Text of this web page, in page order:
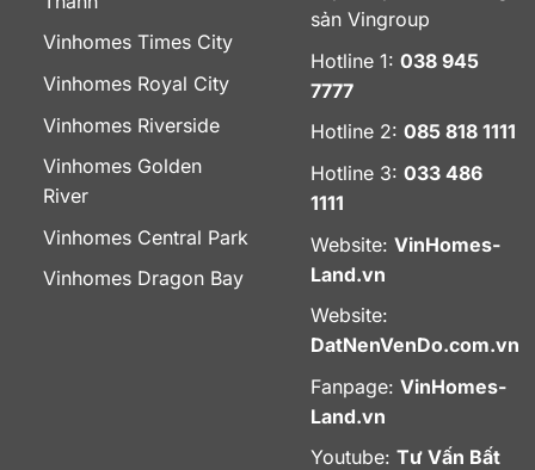
Vinhomes Times City
Vinhomes Royal City
Vinhomes Riverside
Vinhomes Golden
River
Vinhomes Central Park
Vinhomes Dragon Bay
sản Vingroup
Hotline 1: 038 945
7777
Hotline 2: 085 818 1111
Hotline 3: 033 486
1111
Website: VinHomes-
Land.vn
Website:
DatNenVenDo.com.vn
Fanpage: VinHomes-
Land.vn
Youtube: Tư Vấn Bất